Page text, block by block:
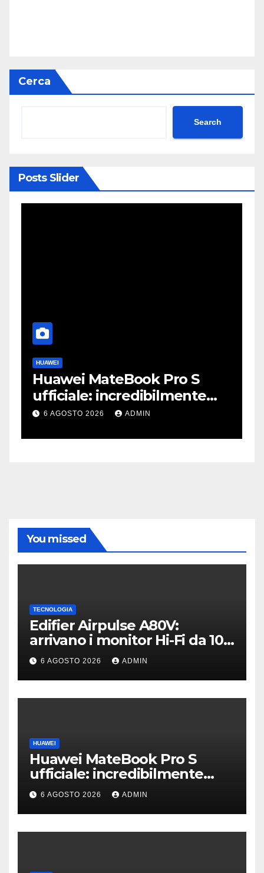
Cerca
Search
Posts Slider
HUAWEI
Huawei MateBook Pro S
ufficiale: incredibilmente
leggero e supersottile
6 AGOSTO 2026 ADMIN
You missed
TECNOLOGIA
Edifier Airpulse A80V:
arrivano i monitor Hi-Fi da 100
W con USB Hi-Res
6 AGOSTO 2026 ADMIN
HUAWEI
Huawei MateBook Pro S
ufficiale: incredibilmente
leggero e supersottile
6 AGOSTO 2026 ADMIN